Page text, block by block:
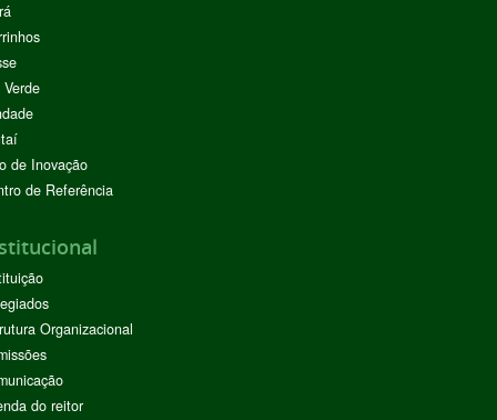
de Inovação
de Referência
Organizacional
do reitor